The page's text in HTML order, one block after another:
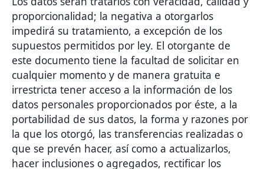
proporcionalidad; la negativa a otorgarlos
impedirá su tratamiento, a excepción de los
supuestos permitidos por ley. El otorgante de
este documento tiene la facultad de solicitar en
cualquier momento y de manera gratuita e
irrestricta tener acceso a la información de los
datos personales proporcionados por éste, a la
portabilidad de sus datos, la forma y razones por
la que los otorgó, las transferencias realizadas o
que se prevén hacer, así como a actualizarlos,
hacer inclusiones o agregados, rectificar los